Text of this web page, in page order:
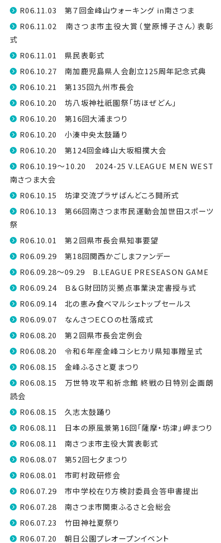
R06.11.03 第７回金峰山ウォーキング in南さつま
R06.11.02 南さつま市主役大賞（堂原博子さん）表彰
式
R06.11.01 県民表彰式
R06.10.27 南加鹿児島県人会創立125周年記念式典
R06.10.21 第135回九州市長会
R06.10.20 坊八坂神社祇園祭「坊ほぜどん」
R06.10.20 第16回大浦まつり
R06.10.20 小湊中央太鼓踊り
R06.10.20 第124回金峰山大坂相撲大会
R06.10.19～10.20 2024-25 V.LEAGUE MEN WEST
南さつま大会
R06.10.15 坊津交流プラザばんどころ開所式
R06.10.13 第66回南さつま市民運動会加世田スポーツ
祭
R06.10.01 第２回県市長会県知事要望
R06.09.29 第18回関西かごしまファンデー
R06.09.28～09.29 B.LEAGUE PRESEASON GAME
R06.09.24 Ｂ＆Ｇ財団防災拠点事業決定書授与式
R06.09.14 北の恵み食べマルシェトップセールス
R06.09.07 なんさつＥＣＯの杜落成式
R06.08.20 第２回県市長会定例会
R06.08.20 令和６年産金峰コシヒカリ県知事贈呈式
R06.08.15 金峰ふるさと夏まつり
R06.08.15 万世特攻平和祈念館 終戦の日特別企画朗
読会
R06.08.15 久志太鼓踊り
R06.08.11 日本の原風景第16回「薩摩・坊津」岬まつり
R06.08.11 南さつま市主役大賞表彰式
R06.08.07 第52回七夕まつり
R06.08.01 市町村政研修会
R06.07.29 市中学校在り方検討委員会答申書提出
R06.07.28 南さつま市関東ふるさと会総会
R06.07.23 竹田神社夏祭り
R06.07.20 朝日公園プレオープンイベント